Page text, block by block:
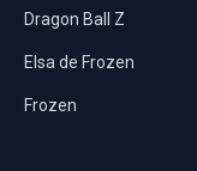
Dragon Ball Z
Elsa de Frozen
Frozen